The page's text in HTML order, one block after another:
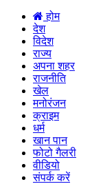
होम
देश
विदेश
राज्य
अपना शहर
राजनीति
खेल
मनोरंजन
क्राइम
धर्म
खान पान
फोटो गैलरी
वीडियो
संपर्क करें